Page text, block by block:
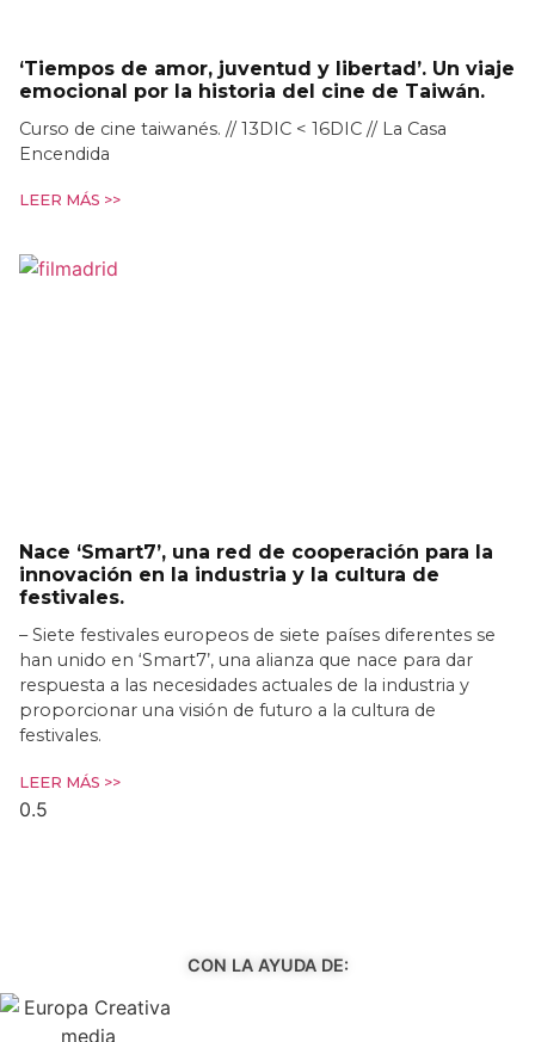
‘Tiempos de amor, juventud y libertad’. Un viaje
emocional por la historia del cine de Taiwán.
Curso de cine taiwanés. // 13DIC < 16DIC // La Casa
Encendida
LEER MÁS >>
Nace ‘Smart7’, una red de cooperación para la
innovación en la industria y la cultura de
festivales.
– Siete festivales europeos de siete países diferentes se
han unido en ‘Smart7’, una alianza que nace para dar
respuesta a las necesidades actuales de la industria y
proporcionar una visión de futuro a la cultura de
festivales.
LEER MÁS >>
CON LA AYUDA DE: